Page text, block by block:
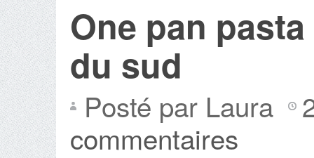
One pan
du sud
Posté par Laura
commentaires